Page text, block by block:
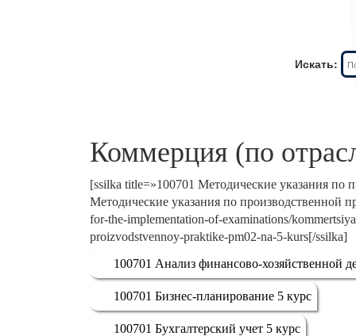
Искать:
Коммерция (по
[ssilka title=»100701 Методические указания по
Методические указания по производственной
for-the-implementation-of-examinations/
proizvodstvennoy-praktike-pm02-na-5-kurs[/ssilka]
100701 Анализ финансово-хозяйственной
100701 Бизнес-планирование 5 курс
100701 Бухгалтерский учет 5 курс